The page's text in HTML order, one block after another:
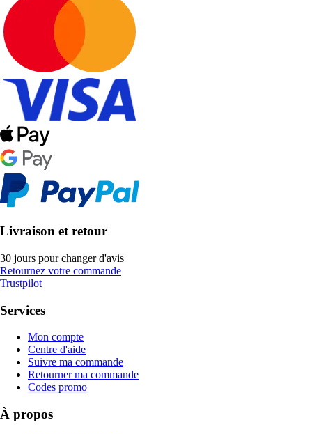
Livraison et retour
30 jours pour changer d'avis
Retournez votre commande
Trustpilot
Services
Mon compte
Centre d'aide
Suivre ma commande
Retourner ma commande
Codes promo
À propos